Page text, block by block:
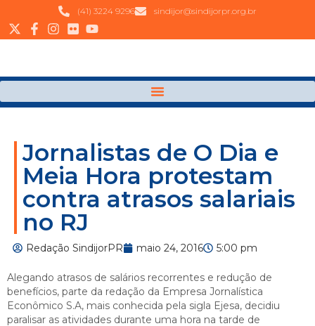
(41) 3224 9296 sindijor@sindijorpr.org.br
Jornalistas de O Dia e
Meia Hora protestam
contra atrasos salariais
no RJ
Redação SindijorPR maio 24, 2016 5:00 pm
Alegando atrasos de salários recorrentes e redução de
benefícios, parte da redação da Empresa Jornalística
Econômico S.A, mais conhecida pela sigla Ejesa, decidiu
paralisar as atividades durante uma hora na tarde de